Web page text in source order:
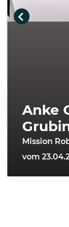
Anke
Mission
vom